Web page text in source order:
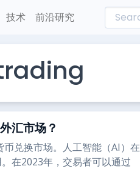
技术 前沿研究
汇市场？
兑换市场。人工智能（AI）在
在2023年，交易者可以通过